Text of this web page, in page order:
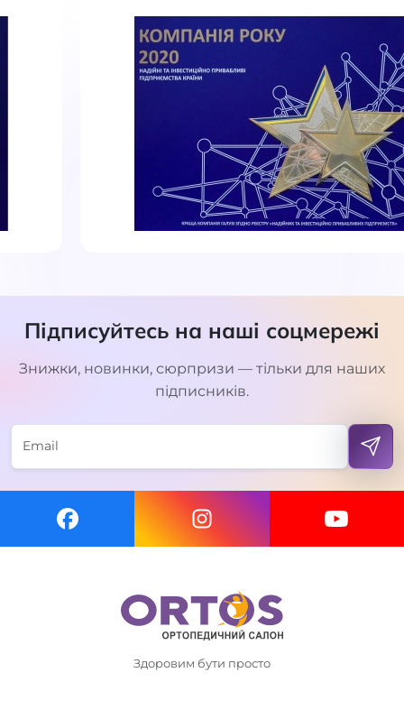
Підписуйтесь на наші соцмережі
Знижки, новинки, сюрпризи — тільки для наших
підписників.
Здоровим бути просто